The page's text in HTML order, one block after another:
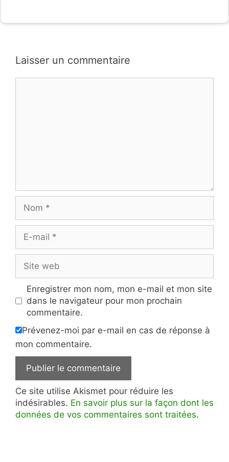
Laisser un commentaire
mail
web
Enregistrer mon nom, mon e-mail et mon site
dans le navigateur pour mon prochain
commentaire.
Prévenez-moi par e-mail en cas de réponse à
mon commentaire.
Ce site utilise Akismet pour réduire les
indésirables. En savoir plus sur la façon dont les
données de vos commentaires sont traitées.